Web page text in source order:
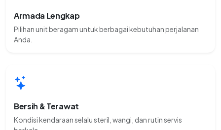
Armada Lengkap
Pilihan unit beragam untuk berbagai kebutuhan perjalanan
Anda.
Bersih & Terawat
Kondisi kendaraan selalu steril, wangi, dan rutin servis